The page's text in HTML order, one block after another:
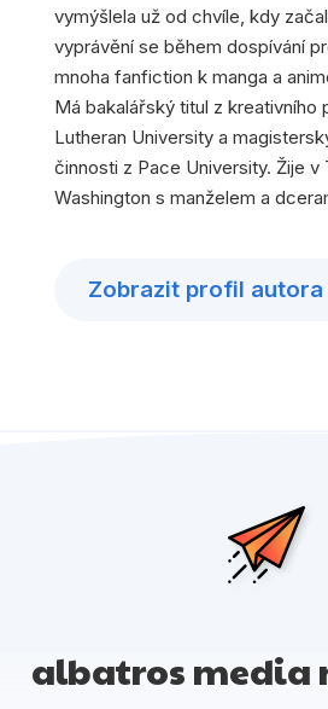
vymýšlela už od chvíle, kdy
vyprávění se během dospívání
mnoha fanfiction k manga a
Má bakalářský titul z kreativního
Lutheran University a
činnosti z Pace University. Žije
Washington s manželem a
Zobrazit profil autora
albatros media